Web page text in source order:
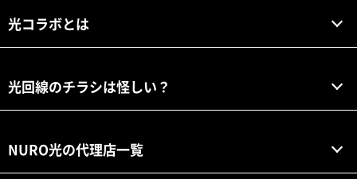
光コラボとは
光回線のチラシは怪しい？
NURO光の代理店一覧